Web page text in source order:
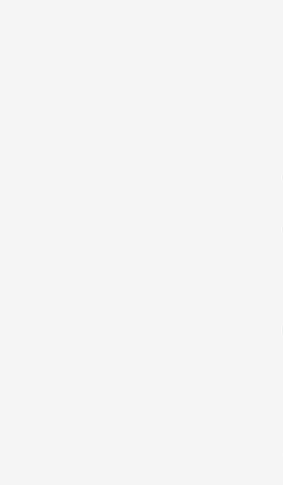
bệnh được chăm
sóc toàn diện với
cho bệnh nhân quốc
từ cấp tính đến mạn
chế biến chứng, đặc